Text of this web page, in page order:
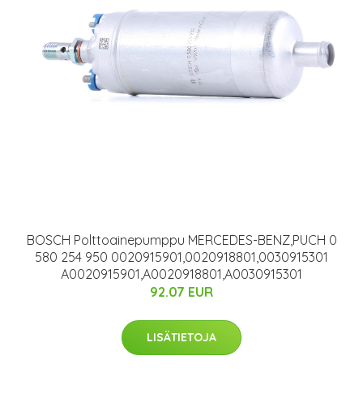
BOSCH Polttoainepumppu MERCEDES-BENZ,PUCH 0
580 254 950 0020915901,0020918801,0030915301
A0020915901,A0020918801,A0030915301
92.07 EUR
LISÄTIETOJA